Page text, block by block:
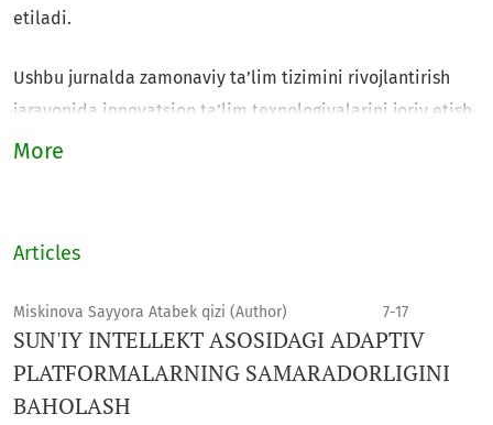
etiladi.
Ushbu jurnalda zamonaviy ta’lim tizimini rivojlantirish
jarayonida innovatsion ta’lim texnologiyalarini joriy etish
va loyihalashtirish, integratsion ta’limni rivojlantirishda
jurnal materiallaridan OTM professor-o‘qituvchilari,
maktab o‘qituvchilari, mustaqil tadqiqotchilar,
magistrantlar, ilmiy xodimlar, iqtidorli talabalar hamda
shu sohada ilmiy ish olib borayotgan tadqiqotchilar
foydalaishlari mumkin.
More
Articles
Miskinova Sayyora Atabek qizi (Author) 7-17
SUN'IY INTELLEKT ASOSIDAGI ADAPTIV
PLATFORMALARNING SAMARADORLIGINI
BAHOLASH